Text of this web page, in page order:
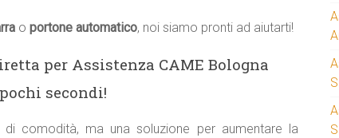
o portone automatico, noi siamo pronti ad aiutarti!
per Assistenza CAME Bologna
secondi!
comodità, ma una soluzione per aumentare la